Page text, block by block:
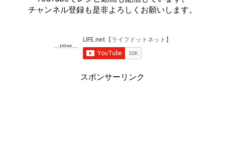
チャンネル登録も是非よろしくお願いします。
スポンサーリンク